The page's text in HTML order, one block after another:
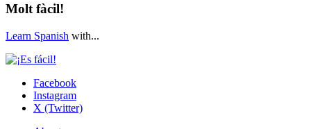
Molt fàcil!
Learn Spanish with...
Facebook
Instagram
X (Twitter)